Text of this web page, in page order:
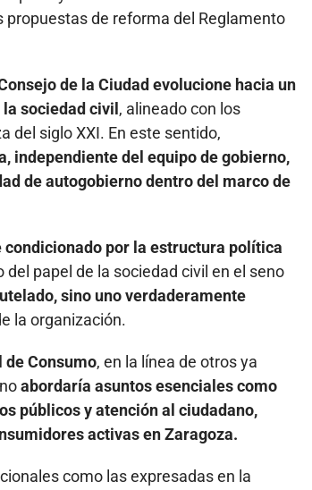
propuestas de reforma del Reglamento
de la Ciudad evolucione hacia un
sociedad civil , alineado con los
del siglo XXI. En este sentido,
independiente del equipo de gobierno,
de autogobierno dentro del marco de
condicionado por la estructura política
papel de la sociedad civil en el seno
sino uno verdaderamente
la organización.
de Consumo, en la línea de otros ya
abordaría asuntos esenciales como
públicos y atención al ciudadano,
activas en Zaragoza.
como las expresadas en la